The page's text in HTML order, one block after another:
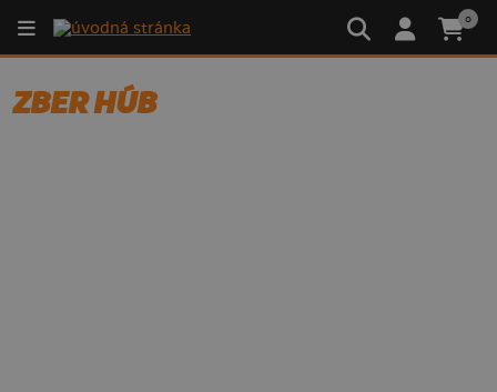
0
ZBER HÚB